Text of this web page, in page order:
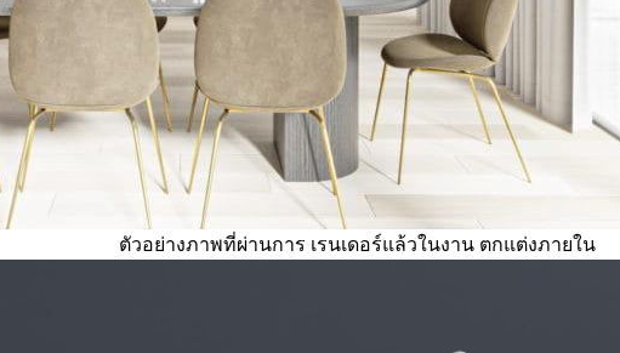
ตัวอย่างภาพที่ผ่านการ เรนเดอร์แล้วในงาน ตกแต่งภายใน